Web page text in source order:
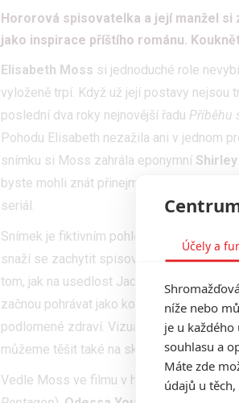
Hororová spisovatelka a její manžel
jako inspirace příštího románu.
Elisabeth Moss si jednoduché role
vyloženě trpí. Když už její postavy nejsou
poslední dva roky nejnovější řadu Příběhu
Pohodu Elisabeth nezažila ani v jednom
snímku si Moss zahrála eponymní
byste mohli znát přinejmenším duchařinu
seriál.
Snímek je fiktivním pohledem do
snaží se zachytit spisovatelčinu nevšední
tom, jak na usedlost Jackson a jejího
začnou pohrávat jako kočka s myší.
podlomené zdraví. Vizuálně vtahující
můžeme těšit také na skutečně
Vedle Moss ve filmu v hlavních rolích
Účely a
níže nebo
je u
souhlasu a
Máte zde
údajů u